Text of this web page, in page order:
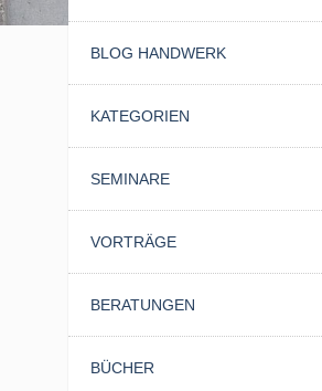
BLOG HANDWERK
KATEGORIEN
SEMINARE
VORTRÄGE
BERATUNGEN
BÜCHER